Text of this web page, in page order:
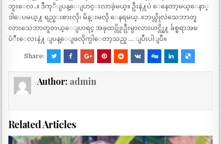
ဘူးေလ..။ ဒီကုိျပန္ေျပာင္းလာခဲ့မယ္။ ဦးနဲ႔ပဲ ေနေတာ့မယ္ေနာ္
ဒါေပမယ္႔ ရည္းစားလို၊ မိန္းမလို ေနရမယ္..။ဘယ္လိုလဲသေဘာတူ
လားသေဘာတူတယ္ေျပာရင္ အခုထပ္လိုးဦးမွာလားဟင္လို႔ ခ်စ္စရာအၿ
ပံဳးေလးနဲ႔ ျပန္ေျဖလိုက္ပါေတာ့သည္ …. ျပီးပါျပီ။
Share:
Author: admin
Related Articles